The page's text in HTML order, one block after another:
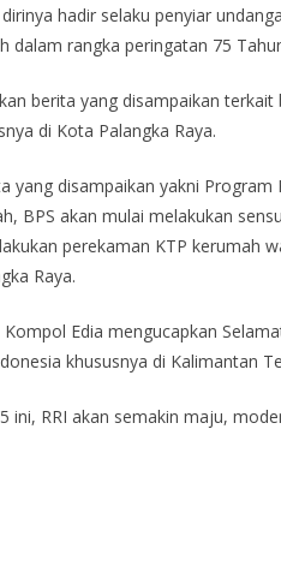
hadir selaku penyiar
dalam rangka peringatan 75
berita yang disampaikan
di Kota Palangka Raya.
yang disampaikan yakni
BPS akan mulai melakukan
perekaman KTP kerumah
Raya.
Edia mengucapkan
khususnya di Kalimantan
ini, RRI akan semakin maju,